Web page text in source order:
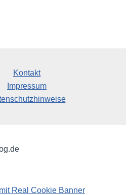
Kontakt
Impressum
Real Cookie Banner